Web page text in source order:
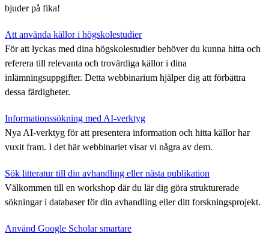
bjuder på fika!
Att använda källor i högskolestudier
För att lyckas med dina högskolestudier behöver du kunna hitta och
referera till relevanta och trovärdiga källor i dina
inlämningsuppgifter. Detta webbinarium hjälper dig att förbättra
dessa färdigheter.
Informationssökning med AI-verktyg
Nya AI-verktyg för att presentera information och hitta källor har
vuxit fram. I det här webbinariet visar vi några av dem.
Sök litteratur till din avhandling eller nästa publikation
Välkommen till en workshop där du lär dig göra strukturerade
sökningar i databaser för din avhandling eller ditt forskningsprojekt.
Använd Google Scholar smartare